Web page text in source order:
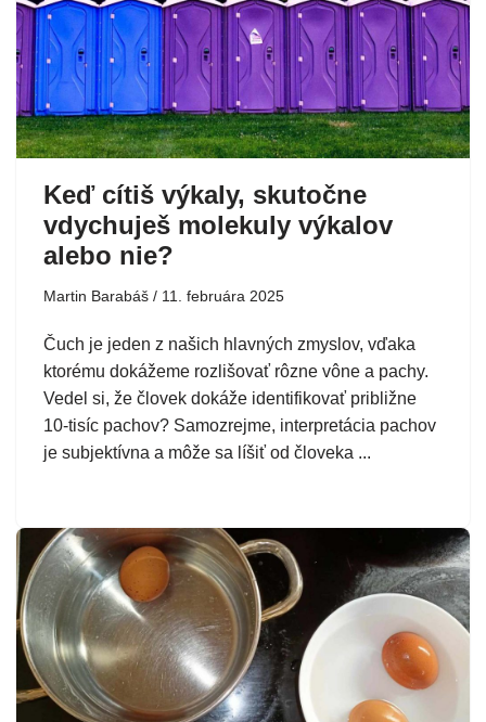
Keď cítiš výkaly, skutočne
vdychuješ molekuly výkalov
alebo nie?
Martin Barabáš 11. februára 2025
Čuch je jeden z našich hlavných zmyslov, vďaka
ktorému dokážeme rozlišovať rôzne vône a pachy.
Vedel si, že človek dokáže identifikovať približne
10-tisíc pachov? Samozrejme, interpretácia pachov
je subjektívna a môže sa líšiť od človeka ...